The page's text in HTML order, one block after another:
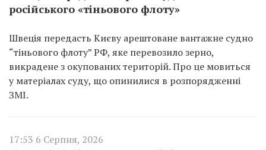
російського «тіньового флоту»
Швеція передасть Києву арештоване вантажне судно
“тіньового флоту” РФ, яке перевозило зерно,
викрадене з окупованих територій. Про це мовиться
у матеріалах суду, що опинилися в розпорядженні
ЗМІ.
17:53 6 Серпня, 2026